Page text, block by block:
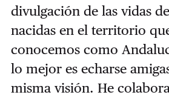
divulgación de las vidas
nacidas en el territorio
conocemos como
lo mejor es echarse
misma visión. He